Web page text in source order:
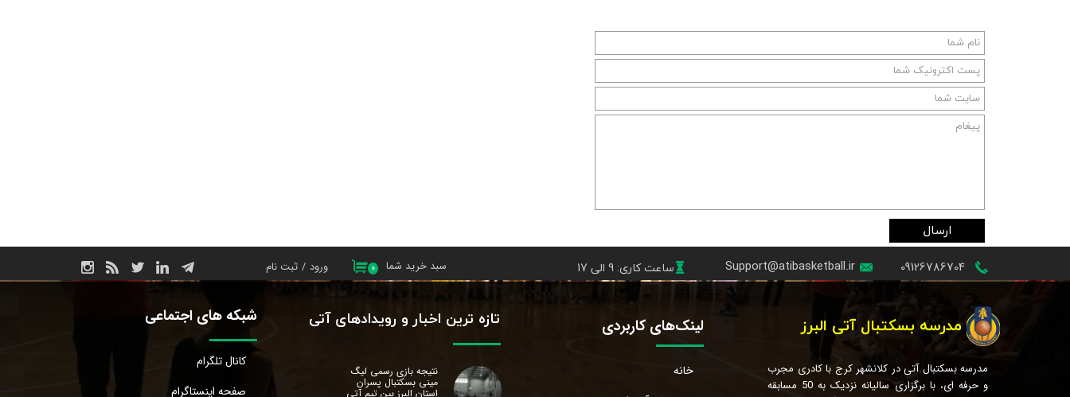
ارسال
مدرسه بسکتبال آتی البرز
مدرسه بسکتبال آتی در کلانشهر کرج با کادری مجرب
و حرفه ای، با برگزاری سالیانه نزدیک به 50 مسابقه
لینک‌های کاربردی
خانه
تازه ترین اخبار و رویدادهای آتی
نتیجه بازی رسمی لیگ
مینی بسکتبال پسران
استان البرز‌ بین تیم آتی
شبکه های اجتماعی
کانال تلگرام
صفحه اینستاگرام
ورود / ثبت نام
تغییر گذر واژه
۰ سبد خرید شما 09126786704 ساعت کاری: 9 الی 17 Support@atibasketball.ir